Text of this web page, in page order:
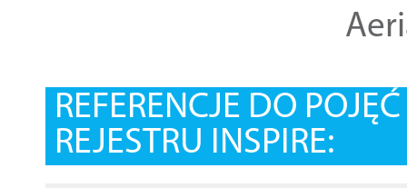
REFERENCJE DO
REJESTRU INSPIRE: